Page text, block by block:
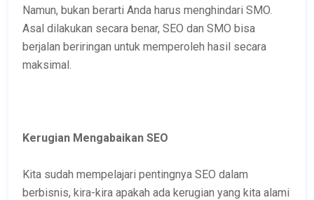
Namun, bukan berarti Anda harus menghindari SMO.
Asal dilakukan secara benar, SEO dan SMO bisa
berjalan beriringan untuk memperoleh hasil secara
maksimal.
Kerugian Mengabaikan SEO
Kita sudah mempelajari pentingnya SEO dalam
berbisnis, kira-kira apakah ada kerugian yang kita alami